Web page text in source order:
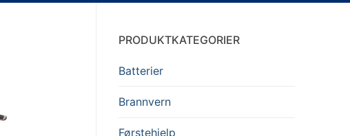
PRODUKTKATEGORIER
Batterier
Brannvern
Førstehjelp